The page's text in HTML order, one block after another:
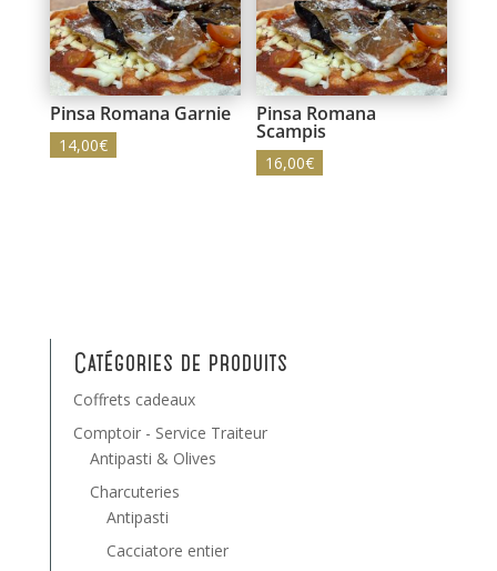
Pinsa Romana Garnie
14,00€
Pinsa Romana
Scampis
16,00€
Catégories de produits
Coffrets cadeaux
Comptoir - Service Traiteur
Antipasti & Olives
Charcuteries
Antipasti
Cacciatore entier